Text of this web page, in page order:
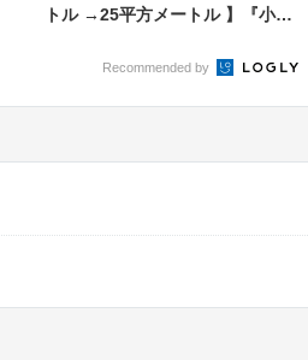
トル →25平方メートル 】『小さ
Recommended by